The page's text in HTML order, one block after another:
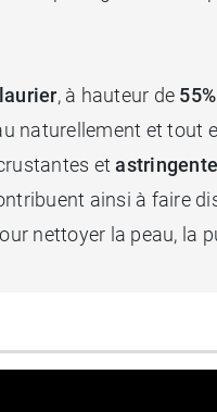
, à hauteur de 55%
naturellement et tout
et
ainsi à faire
nettoyer la peau, la
sujettes à
Il intègre